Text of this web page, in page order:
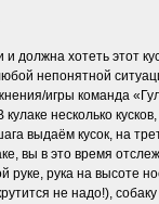
должна хотеть этот
непонятной
игры команда
несколько
выдаём кусок, на
вы в это время
руке, рука на высоте
не надо!),